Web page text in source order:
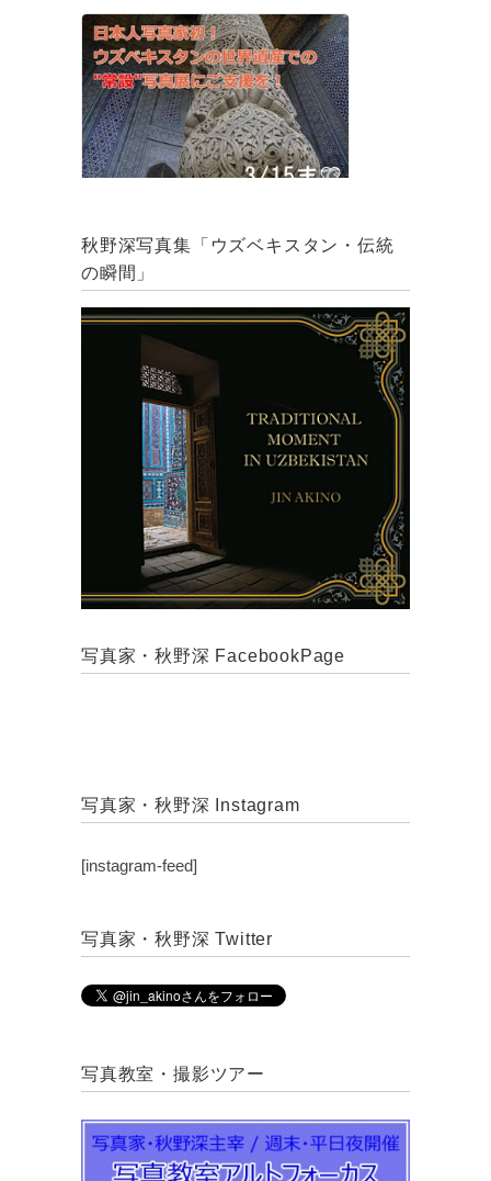
秋野深写真集「ウズベキスタン・伝統
の瞬間」
写真家・秋野深 FacebookPage
写真家・秋野深 Instagram
[instagram-feed]
写真家・秋野深 Twitter
写真教室・撮影ツアー